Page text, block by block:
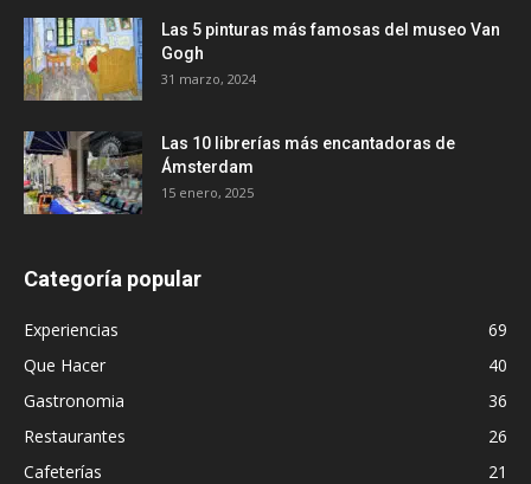
Las 5 pinturas más famosas del museo Van
Gogh
31 marzo, 2024
Las 10 librerías más encantadoras de
Ámsterdam
15 enero, 2025
Categoría popular
Experiencias
69
Que Hacer
40
Gastronomia
36
Restaurantes
26
Cafeterías
21